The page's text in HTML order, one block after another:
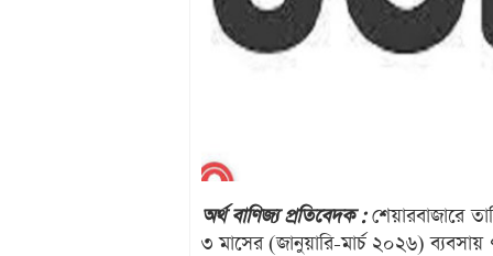
অর্থ বাণিজ্য প্রতিবেদক : শেয়ারবাজারে
৩ মাসের (জানুয়ারি-মার্চ ২০২৬)